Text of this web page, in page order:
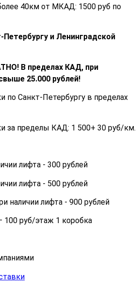
40км от МКАД: 1500 руб по
и Ленинградской
В пределах КАД, при
25.000 рублей!
по Санкт-Петербургу в пределах
за пределы КАД: 1 500+ 30 руб/км.
лифта - 300 рублей
лифта - 500 рублей
наличии лифта - 900 рублей
100 руб/этаж 1 коробка